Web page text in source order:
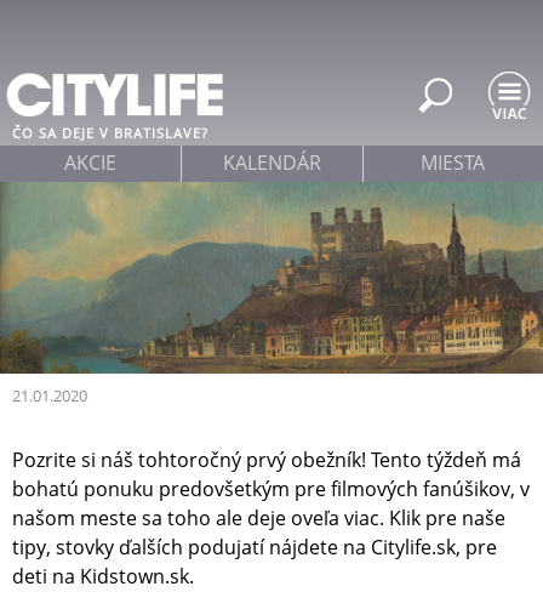
21.01.2020
ČO SA DEJE V BRATISLAVE?
Pozrite si náš tohtoročný prvý obežník! Tento týždeň má
bohatú ponuku predovšetkým pre filmových fanúšikov, v
našom meste sa toho ale deje oveľa viac. Klik pre naše
tipy, stovky ďalších podujatí nájdete na Citylife.sk, pre
deti na Kidstown.sk.
AKCIE KALENDÁR MIESTA